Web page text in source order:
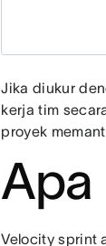
Jika diukur
kerja tim
proyek
Apa
Velocity sprint